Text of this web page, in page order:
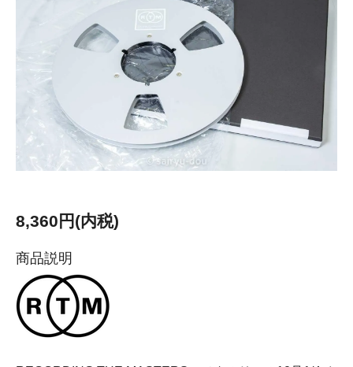
8,360円(内税)
商品説明